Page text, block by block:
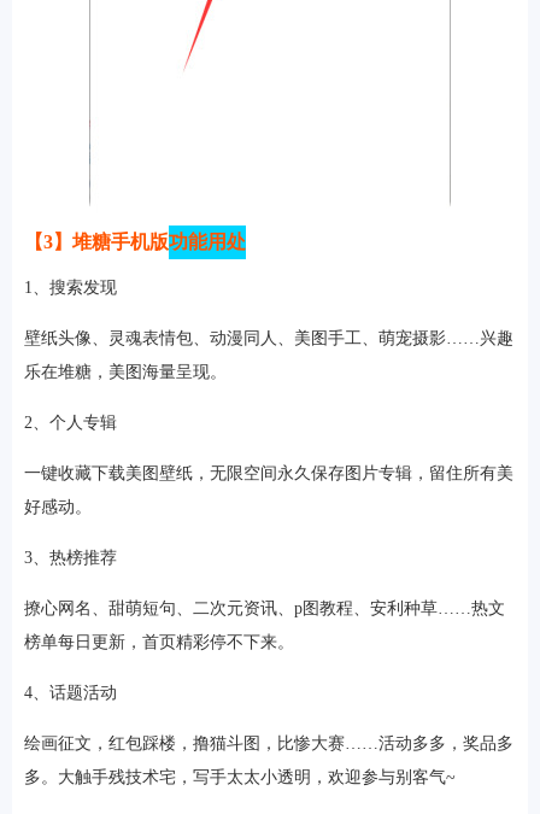
【3】堆糖手机版功能用处
1、搜索发现
壁纸头像、灵魂表情包、动漫同人、美图手工、萌宠摄影……兴趣
乐在堆糖，美图海量呈现。
2、个人专辑
一键收藏下载美图壁纸，无限空间永久保存图片专辑，留住所有美
好感动。
3、热榜推荐
撩心网名、甜萌短句、二次元资讯、p图教程、安利种草……热文
榜单每日更新，首页精彩停不下来。
4、话题活动
绘画征文，红包踩楼，撸猫斗图，比惨大赛……活动多多，奖品多
多。大触手残技术宅，写手太太小透明，欢迎参与别客气~